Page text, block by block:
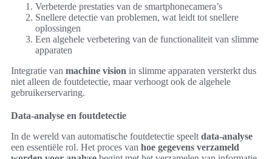
Verbeterde prestaties van de smartphonecamera’s
Snellere detectie van problemen, wat leidt tot snellere
oplossingen
Een algehele verbetering van de functionaliteit van slimme
apparaten
Integratie van machine vision in slimme apparaten versterkt dus
niet alleen de foutdetectie, maar verhoogt ook de algehele
gebruikerservaring.
Data-analyse en foutdetectie
In de wereld van automatische foutdetectie speelt data-analyse
een essentiële rol. Het proces van hoe gegevens verzameld